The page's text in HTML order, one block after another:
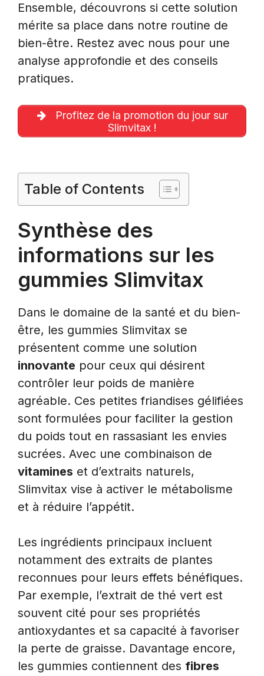
Ensemble, découvrons si cette solution
mérite sa place dans notre routine de
bien-être. Restez avec nous pour une
analyse approfondie et des conseils
pratiques.
Profitez de la promotion du jour sur
Slimvitax !
Table of Contents
Synthèse des
informations sur les
gummies Slimvitax
Dans le domaine de la santé et du bien-
être, les gummies Slimvitax se
présentent comme une solution
innovante pour ceux qui désirent
contrôler leur poids de manière
agréable. Ces petites friandises gélifiées
sont formulées pour faciliter la gestion
du poids tout en rassasiant les envies
sucrées. Avec une combinaison de
vitamines et d’extraits naturels,
Slimvitax vise à activer le métabolisme
et à réduire l’appétit.
Les ingrédients principaux incluent
notamment des extraits de plantes
reconnues pour leurs effets bénéfiques.
Par exemple, l’extrait de thé vert est
souvent cité pour ses propriétés
antioxydantes et sa capacité à favoriser
la perte de graisse. Davantage encore,
les gummies contiennent des fibres